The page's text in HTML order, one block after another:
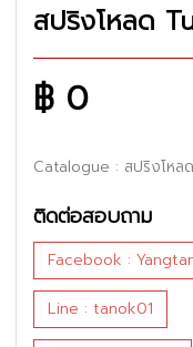
สปริงโหลด
฿ 0
Catalogue : สปริงโหลด
ติดต่อสอบถาม
Facebook :
Line : tanok01